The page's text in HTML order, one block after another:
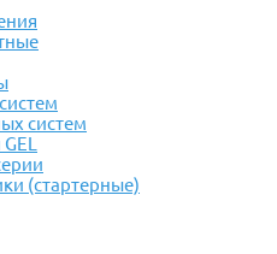
систем
(стартерные)